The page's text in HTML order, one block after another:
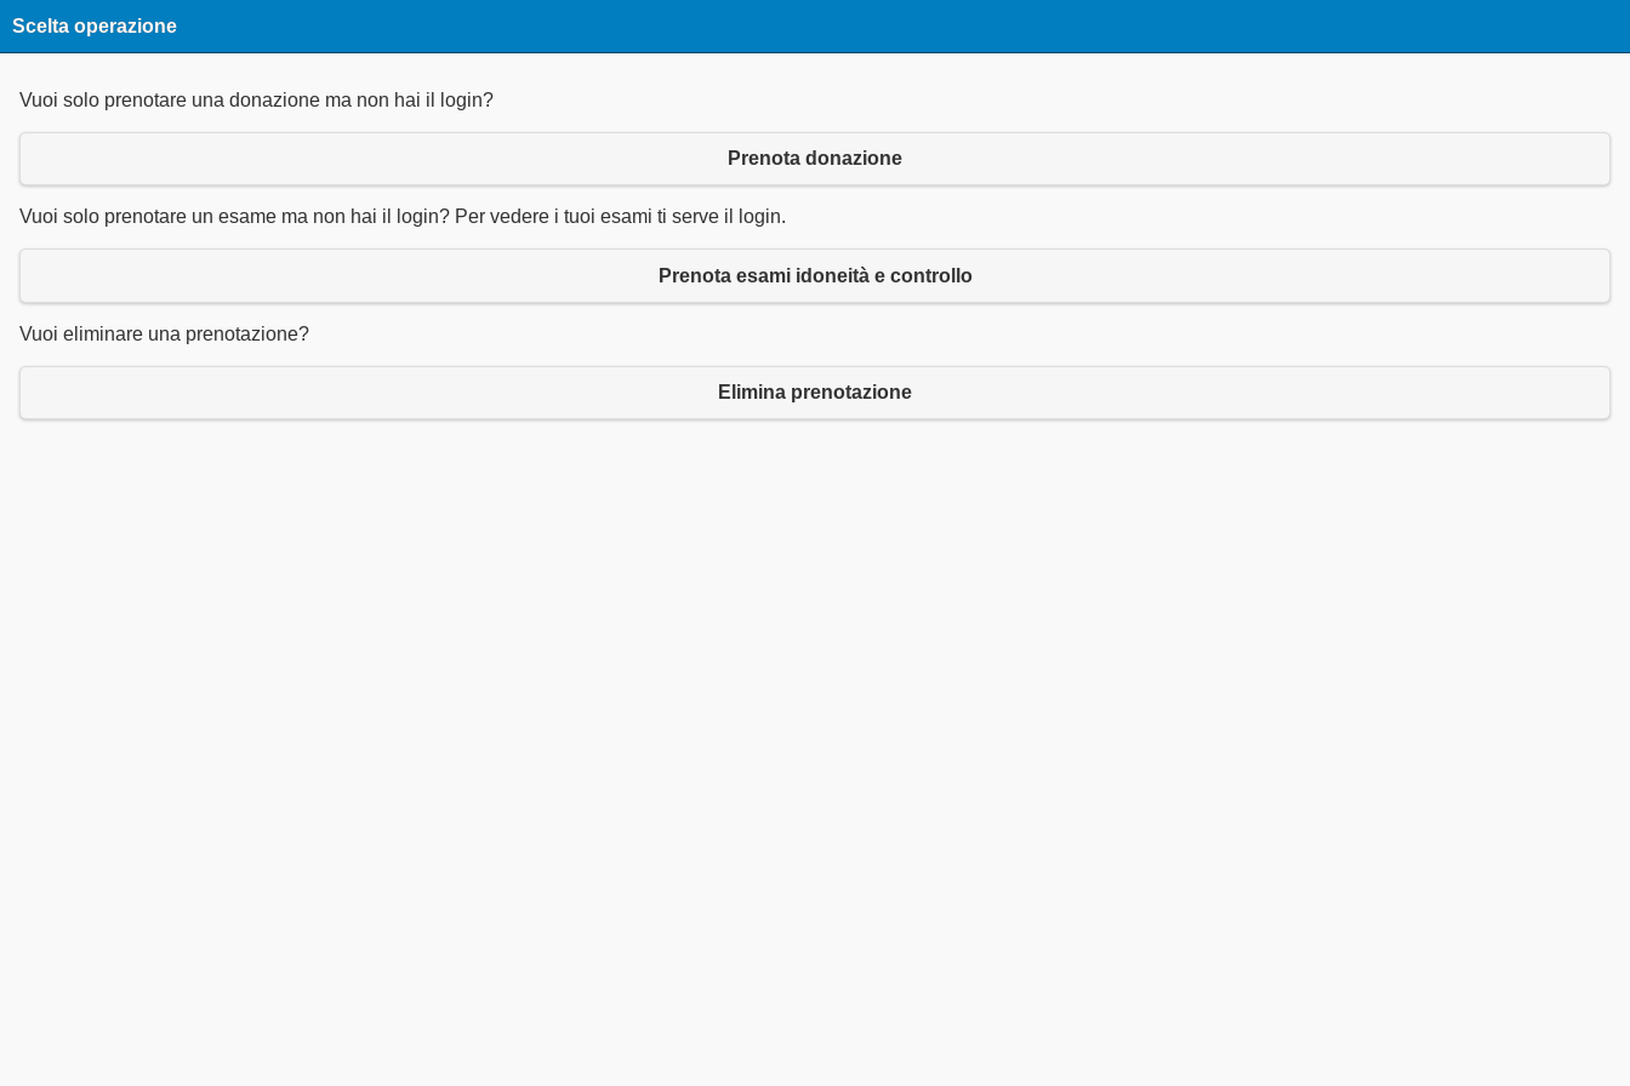
Scelta operazione
Vuoi solo prenotare una donazione ma non hai il login?
Prenota donazione
Vuoi solo prenotare un esame ma non hai il login? Per vedere i tuoi esami ti serve il login.
Prenota esami idoneità e controllo
Vuoi eliminare una prenotazione?
Elimina prenotazione